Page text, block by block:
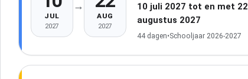
JUL
2027
→
AUG
2027
10 juli 2027 tot en met 22
augustus 2027
44 dagen•Schooljaar 2026-2027